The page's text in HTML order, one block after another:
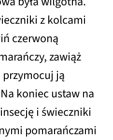
z kolcami
czerwoną
zawiąż
ją
koniec ustaw na
i świeczniki
pomarańczami